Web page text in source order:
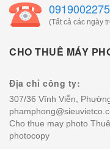
0919002275
(Tất cả các ngày
CHO THUÊ MÁY
Địa chỉ công ty:
307/36 Vĩnh Viễn,
Cho thue may photo
photocopy